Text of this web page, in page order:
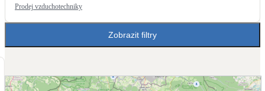
Obálka budovy
Prodej vzduchotechniky
Zobrazit filtry